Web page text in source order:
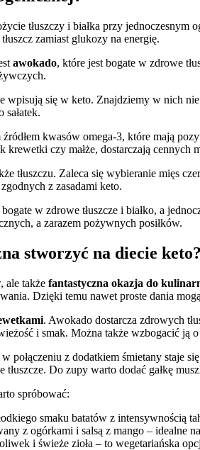
tłuszczy i białka przy
zamiast glukozy na energię.
awokado, które jest bogate w zdrowe
wpisują się w keto. Znajdziemy w nich
źródłem kwasów omega-3, które
krewetki czy małże, dostarczają cennych
tłuszczu. Zaleca się wybieranie mięs
z zasadami keto.
w zdrowe tłuszcze i białko, a
a zarazem pożywnych posiłków.
stworzyć na diecie keto?
ale także fantastyczna okazja do
Dzięki temu nawet proste dania
. Awokado dostarcza zdrowych
i smak. Można także wzbogacić
połączeniu z dodatkiem śmietany staje
Do zupy warto dodać gałkę
spróbować:
smaku batatów z intensywnością
z ogórkami i salsą z mango – idealne
i świeże zioła – to wegetariańska